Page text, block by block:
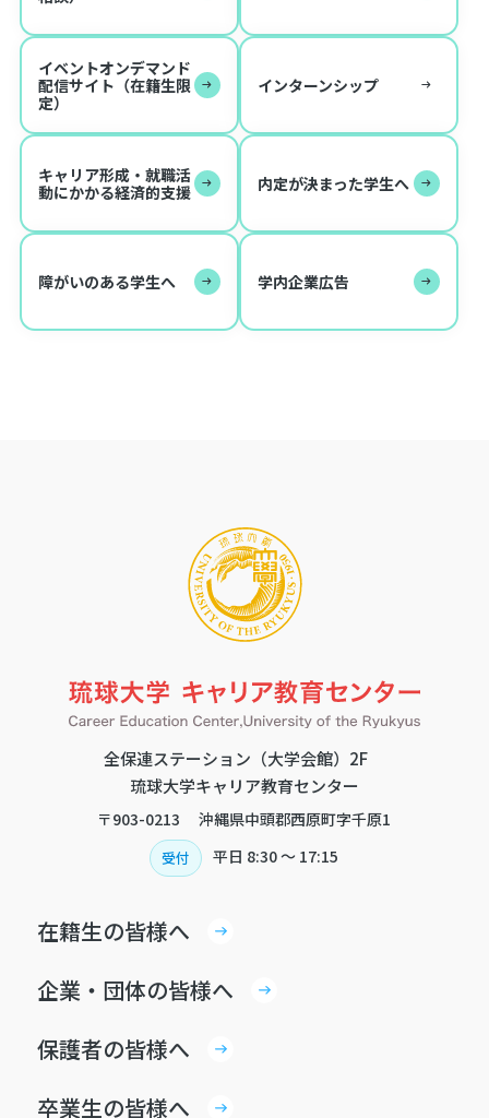
イベントオンデマンド
配信サイト（在籍生限
定）
インターンシップ
キャリア形成・就職活
動にかかる経済的支援
内定が決まった学生へ
障がいのある学生へ 学内企業広告
全保連ステーション（大学会館）2F
琉球大学キャリア教育センター
〒903-0213 沖縄県中頭郡西原町字千原1
受付 平日 8:30 〜 17:15
在籍生の皆様へ
企業・団体の皆様へ
保護者の皆様へ
卒業生の皆様へ